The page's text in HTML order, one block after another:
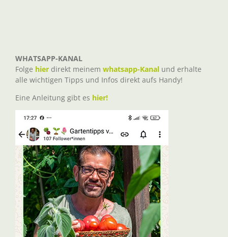
WHATSAPP-KANAL
Folge hier direkt meinem whatsapp-Kanal und erhalte
alle wichtigen Tipps und Infos direkt aufs Handy!
Eine Anleitung gibt es hier!